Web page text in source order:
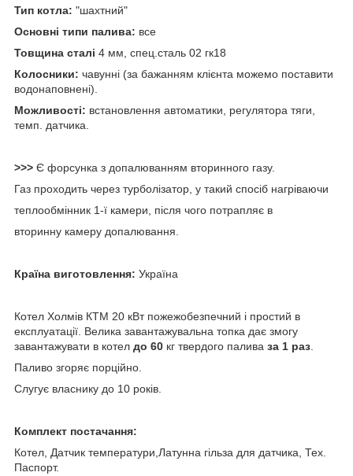
Тип котла: "шахтний"
Основні типи палива: все
Товщина сталі 4 мм, спец.сталь 02 гк18
Колосники: чавунні (за бажанням клієнта можемо поставити
водонаповнені).
Можливості: встановлення автоматики, регулятора тяги,
темп. датчика.
>>> Є форсунка з допалюванням вторинного газу.
Газ проходить через турболізатор, у такий спосіб нагріваючи
теплообмінник 1-ї камери, після чого потрапляє в
вторинну камеру допалювання.
Країна виготовлення: Україна
Котел Холмів КТМ 20 кВт пожежобезпечний і простий в
експлуатації. Велика завантажувальна топка дає змогу
завантажувати в котел до 60 кг твердого палива за 1 раз.
Паливо згоряє порційно.
Слугує власнику до 10 років.
Комплект постачання:
Котел, Датчик температури,Латунна гільза для датчика, Тех.
Паспорт.